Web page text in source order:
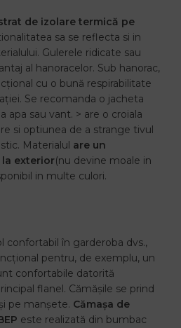
de izolare termică pe
sa se reflecta si in
Gulerele ridicate sau
al hanoracelor. Sub hanorac,
cu o bună respirabilitate
Se recomanda o jacheta
apa sau vant. > are o croiala
si optiunea de a strange tivul
Materialul are un
exterior(nu devine moale in
in multe culori.
confortabil în garderoba dvs.,
pentru, de exemplu, un
confortabile datorită
flanel. Cămășile se prind
pe manșete. Cămașa de
este realizată din bumbac